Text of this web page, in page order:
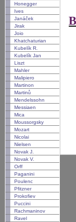
Honegger
Ives
Janáček
Jirak
Joio
Khatchaturian
Kubelík R.
Kubelík Jan
Liszt
Mahler
Malipiero
Martinon
Martinů
Mendelssohn
Messiaen
Mica
Moussorgsky
Mozart
Nicolai
Nielsen
Novak J.
Novak V.
Orff
Paganini
Poulenc
Pfitzner
Prokofiev
Puccini
Rachmaninov
Ravel